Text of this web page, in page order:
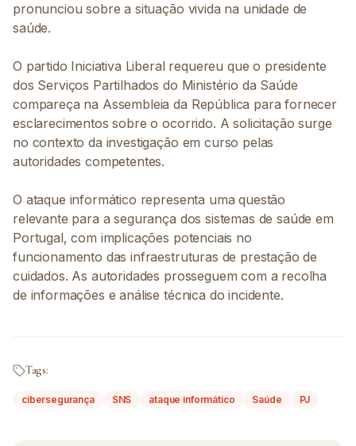
pronunciou sobre a situação vivida na unidade de
saúde.
O partido Iniciativa Liberal requereu que o presidente
dos Serviços Partilhados do Ministério da Saúde
compareça na Assembleia da República para fornecer
esclarecimentos sobre o ocorrido. A solicitação surge
no contexto da investigação em curso pelas
autoridades competentes.
O ataque informático representa uma questão
relevante para a segurança dos sistemas de saúde em
Portugal, com implicações potenciais no
funcionamento das infraestruturas de prestação de
cuidados. As autoridades prosseguem com a recolha
de informações e análise técnica do incidente.
Tags:
cibersegurança SNS ataque informático Saúde PJ